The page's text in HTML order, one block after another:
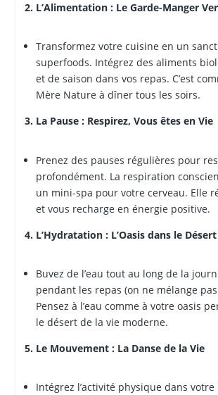
2. L’Alimentation : Le Garde-Manger
Transformez votre cuisine en un
superfoods. Intégrez des aliments
et de saison dans vos repas. C’est
Mère Nature à dîner tous les soirs.
3. La Pause : Respirez, Vous êtes en Vie
Prenez des pauses régulières pour
profondément. La respiration
un mini-spa pour votre cerveau. Elle
et vous recharge en énergie positive.
4. L’Hydratation : L’Oasis dans le Désert
Buvez de l’eau tout au long de la
pendant les repas (on ne mélange
Pensez à l’eau comme à votre oasis
le désert de la vie moderne.
5. Le Mouvement : La Danse de la Vie
Intégrez l’activité physique dans